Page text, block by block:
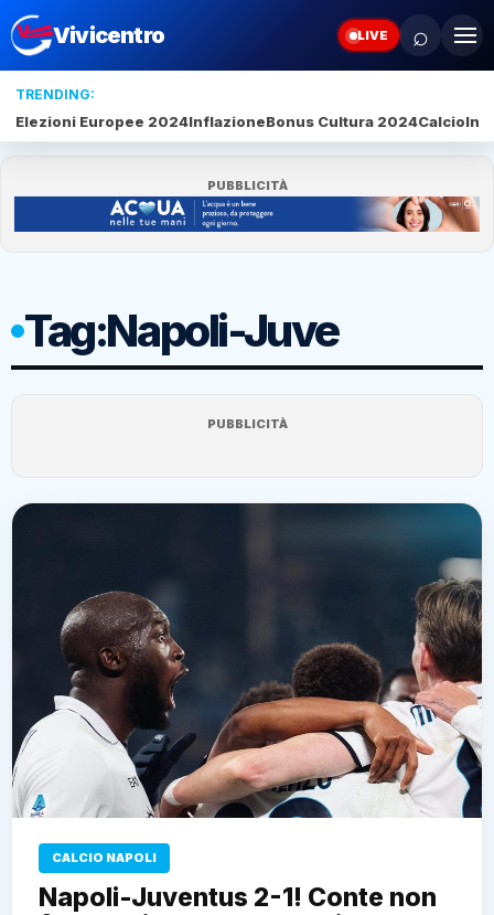
Vivicentro LIVE ⌕
TRENDING:
Elezioni Europee 2024InflazioneBonus Cultura 2024Calcio
PUBBLICITÀ
Tag:Napoli-Juve
PUBBLICITÀ
CALCIO NAPOLI
Napoli-Juventus 2-1! Conte non